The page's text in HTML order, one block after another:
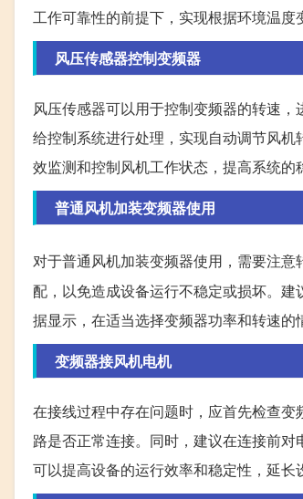
工作可靠性的前提下，实现根据环境温度
风压传感器控制变频器
风压传感器可以用于控制变频器的转速
给控制系统进行处理，实现自动调节风
效监测和控制风机工作状态，提高系统的
普通风机加装变频器使用
对于普通风机加装变频器使用，需要注
配，以免造成设备运行不稳定或损坏。
据显示，在适当选择变频器功率和转速的
变频器接风机电机
在接线过程中存在问题时，应首先检查
路是否正常连接。同时，建议在连接前
可以提高设备的运行效率和稳定性，延长